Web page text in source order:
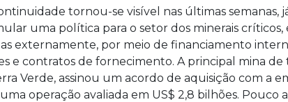
tornou-se visível nas últimas semanas,
uma política para o setor dos minerais críticos,
externamente, por meio de financiamento
e contratos de fornecimento. A principal mina de
Verde, assinou um acordo de aquisição com a
operação avaliada em US$ 2,8 bilhões. Pouco